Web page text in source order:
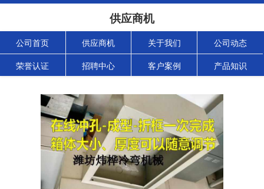
供应商机
公司首页 供应商机 关于我们 公司动态
荣誉认证 招聘中心 客户案例 产品知识